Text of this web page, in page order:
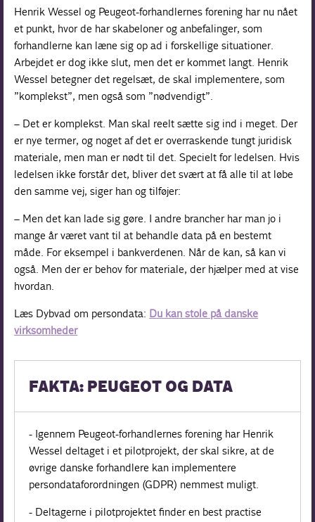
Henrik Wessel og Peugeot-forhandlernes forening har nu nået
et punkt, hvor de har skabeloner og anbefalinger, som
forhandlerne kan læne sig op ad i forskellige situationer.
Arbejdet er dog ikke slut, men det er kommet langt. Henrik
Wessel betegner det regelsæt, de skal implementere, som
”komplekst”, men også som ”nødvendigt”.
– Det er komplekst. Man skal reelt sætte sig ind i meget. Der
er nye termer, og noget af det er overraskende tungt juridisk
materiale, men man er nødt til det. Specielt for ledelsen. Hvis
ledelsen ikke forstår det, bliver det svært at få alle til at løbe
den samme vej, siger han og tilføjer:
– Men det kan lade sig gøre. I andre brancher har man jo i
mange år været vant til at behandle data på en bestemt
måde. For eksempel i bankverdenen. Når de kan, så kan vi
også. Men der er behov for materiale, der hjælper med at vise
hvordan.
Læs Dybvad om persondata: Du kan stole på danske
virksomheder
FAKTA: PEUGEOT OG DATA
- Igennem Peugeot-forhandlernes forening har Henrik
Wessel deltaget i et pilotprojekt, der skal sikre, at de
øvrige danske forhandlere kan implementere
persondataforordningen (GDPR) nemmest muligt.
- Deltagerne i pilotprojektet finder en best practise